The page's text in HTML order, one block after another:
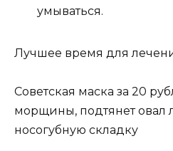
умываться.
Лучшее время для
Советская маска за 20
морщины, подтянет овал
носогубную складку